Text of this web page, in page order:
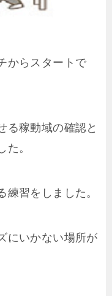
からスタートで
稼動域の確認と
。
練習をしました。
にいかない場所が